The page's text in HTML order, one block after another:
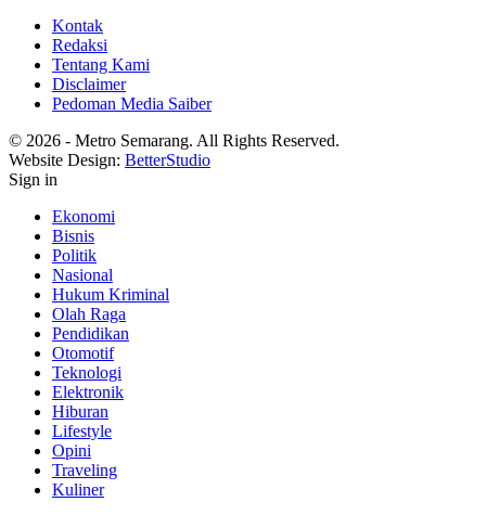
Kontak
Redaksi
Tentang Kami
Disclaimer
Pedoman Media Saiber
© 2026 - Metro Semarang. All Rights Reserved.
Website Design: BetterStudio
Sign in
Ekonomi
Bisnis
Politik
Nasional
Hukum Kriminal
Olah Raga
Pendidikan
Otomotif
Teknologi
Elektronik
Hiburan
Lifestyle
Opini
Traveling
Kuliner